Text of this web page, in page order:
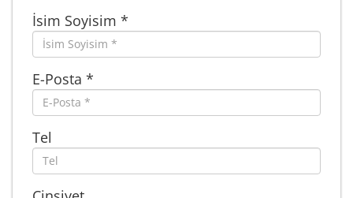
İsim Soyisim *
E-Posta *
Tel